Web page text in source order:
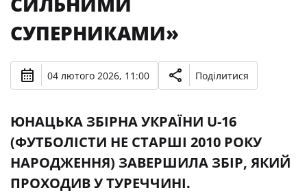
СУПЕРНИКАМИ»
04 лютого 2026, 11:00 Поділитися
ЮНАЦЬКА ЗБІРНА УКРАЇНИ U-16
(ФУТБОЛІСТИ НЕ СТАРШІ 2010 РОКУ
НАРОДЖЕННЯ) ЗАВЕРШИЛА ЗБІР, ЯКИЙ
ПРОХОДИВ У ТУРЕЧЧИНІ.